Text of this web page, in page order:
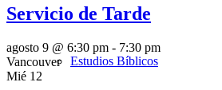
Estudios Bíblicos
Servicio de Tarde
agosto 9 @ 6:30 pm - 7:30 pm
Vancouver
Mié 12